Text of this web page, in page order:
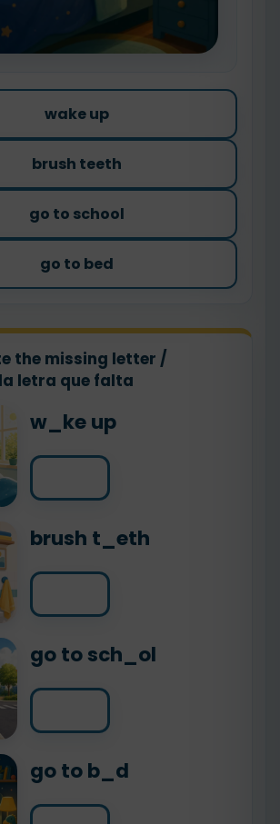
wake up
brush teeth
go to school
go to bed
the missing letter /
letra que falta
w_ke up
brush t_eth
go to sch_ol
go to b_d